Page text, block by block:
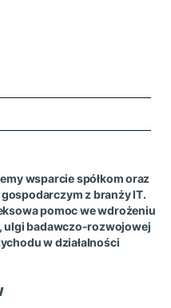
wsparcie spółkom oraz
z branży IT.
pomoc we wdrożeniu
ulgi badawczo-rozwojowej
w działalności